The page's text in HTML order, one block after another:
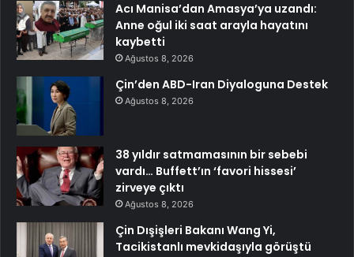
Acı Manisa’dan Amasya’ya uzandı:
Anne oğul iki saat arayla hayatını
kaybetti
Ağustos 8, 2026
Çin’den ABD-Iran Diyaloguna Destek
Ağustos 8, 2026
38 yıldır satmamasının bir sebebi
vardı… Buffett’ın ‘favori hissesi’
zirveye çıktı
Ağustos 8, 2026
Çin Dışişleri Bakanı Wang Yi,
Tacikistanlı mevkidaşıyla görüştü